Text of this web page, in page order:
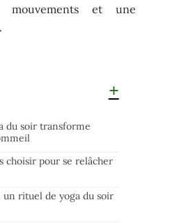
et une
du soir transforme
choisir pour se relâcher
rituel de yoga du soir